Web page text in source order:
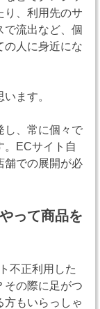
り、利用先のサ
で流出など、個
の人に身近にな
ます。
し、常に個々で
。ECサイト自
舗での展開が必
って商品を
不正利用した
その際に足がつ
方もいらっしゃ